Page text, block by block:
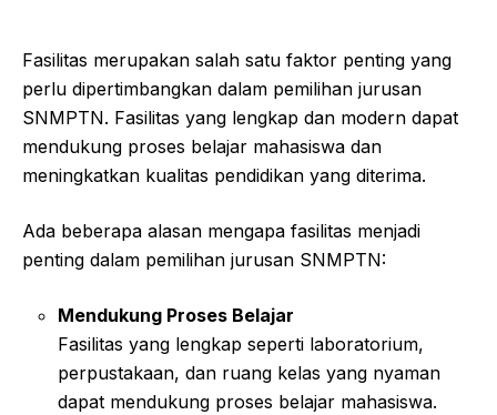
Fasilitas merupakan salah satu faktor penting yang
perlu dipertimbangkan dalam pemilihan jurusan
SNMPTN. Fasilitas yang lengkap dan modern dapat
mendukung proses belajar mahasiswa dan
meningkatkan kualitas pendidikan yang diterima.
Ada beberapa alasan mengapa fasilitas menjadi
penting dalam pemilihan jurusan SNMPTN:
Mendukung Proses Belajar
Fasilitas yang lengkap seperti laboratorium,
perpustakaan, dan ruang kelas yang nyaman
dapat mendukung proses belajar mahasiswa.